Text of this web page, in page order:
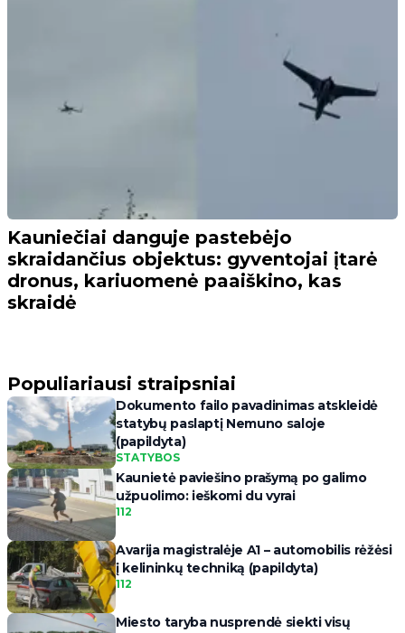
Kauniečiai danguje pastebėjo
skraidančius objektus: gyventojai įtarė
dronus, kariuomenė paaiškino, kas
skraidė
Populiariausi straipsniai
Dokumento failo pavadinimas atskleidė
statybų paslaptį Nemuno saloje
(papildyta)
STATYBOS
Kaunietė paviešino prašymą po galimo
užpuolimo: ieškomi du vyrai
112
Avarija magistralėje A1 – automobilis rėžėsi
į kelininkų techniką (papildyta)
112
Miesto taryba nusprendė siekti visų